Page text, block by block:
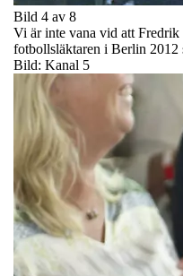
Bild 4 av 8
Vi är inte vana vid att
fotbollsläktaren i Berlin 2012
Bild: Kanal 5